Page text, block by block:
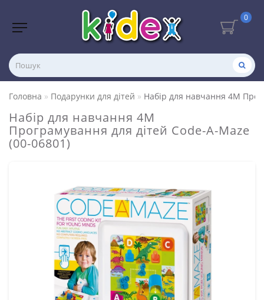
0
Головна Подарунки для дітей Набір для навчання 4M
Набір для навчання 4M
Програмування для дітей Code-A-Maze
(00-06801)